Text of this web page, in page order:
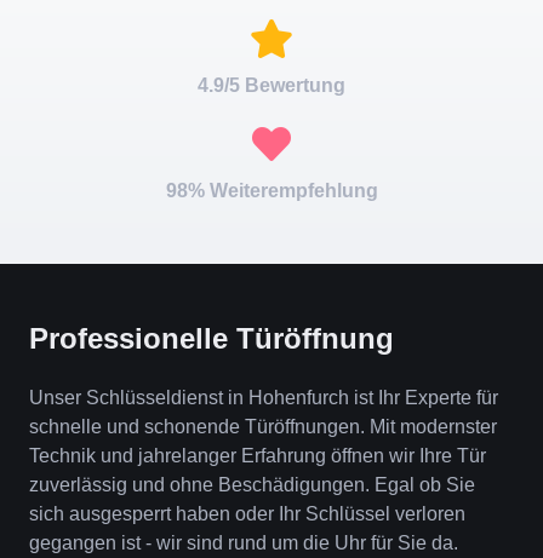
4.9/5 Bewertung
98% Weiterempfehlung
Professionelle Türöffnung
Unser Schlüsseldienst in Hohenfurch ist Ihr Experte für
schnelle und schonende Türöffnungen. Mit modernster
Technik und jahrelanger Erfahrung öffnen wir Ihre Tür
zuverlässig und ohne Beschädigungen. Egal ob Sie
sich ausgesperrt haben oder Ihr Schlüssel verloren
gegangen ist - wir sind rund um die Uhr für Sie da.